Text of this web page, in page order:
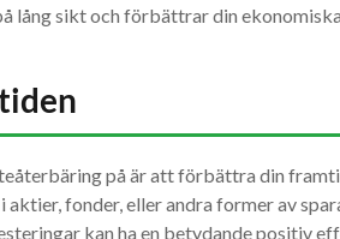
lång sikt och förbättrar din
på är att förbättra din
fonder, eller andra former av
kan ha en betydande positiv